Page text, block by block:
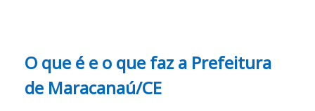
O que é e o que faz a Prefeitura
de Maracanaú/CE